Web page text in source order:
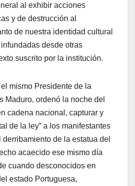
al exhibir acciones
y de destrucción al
de nuestra identidad cultural
desde otras
suscrito por la institución.
mismo Presidente de la
Maduro, ordenó la noche del
cadena nacional, capturar y
de la ley” a los manifestantes
de la estatua del
acaecido ese mismo día
cuando desconocidos en
estado Portuguesa,